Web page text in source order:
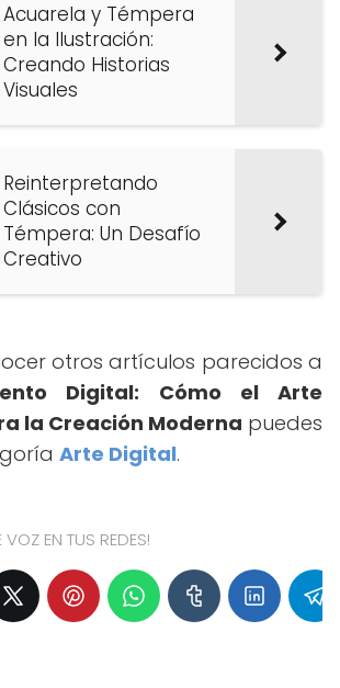
Acuarela y Témpera
en la Ilustración:
Creando Historias
Visuales
Reinterpretando
Clásicos con
Témpera: Un Desafío
Creativo
otros artículos parecidos a
Digital: Cómo el Arte
la Creación Moderna puedes
Arte Digital.
VOZ EN TUS REDES!